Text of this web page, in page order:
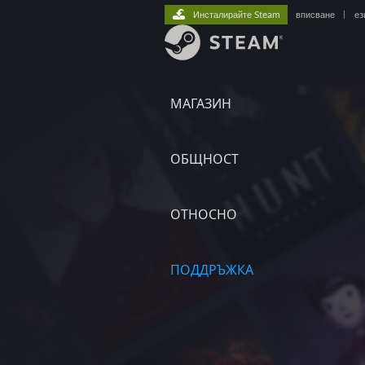
МАГАЗИН
ОБЩНОСТ
ОТНОСНО
ПОДДРЪЖКА
Инсталирайте Steam вписване